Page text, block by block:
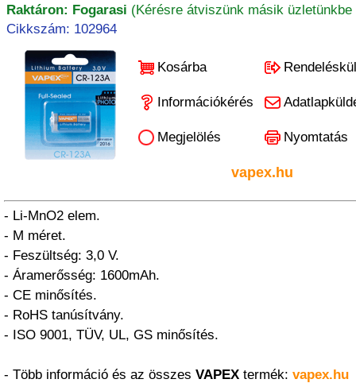
Raktáron: Fogarasi (Kérésre átviszünk másik üzletünkbe
Cikkszám: 102964
Kosárba
Információkérés
Megjelölés Nyomtatás
vapex.hu
- Li-MnO2 elem.
- M méret.
- Feszültség: 3,0 V.
- Áramerősség: 1600mAh.
- CE minősítés.
- RoHS tanúsítvány.
- ISO 9001, TÜV, UL, GS minősítés.
- Több információ és az összes VAPEX termék: vapex.hu